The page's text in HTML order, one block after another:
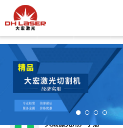
售后服务 行业应用
资料下载
大宏激光用户手册